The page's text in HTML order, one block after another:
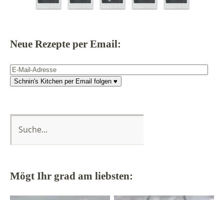
Neue Rezepte per Email:
E-
Mail-
Schnin's Kitchen per Email folgen ♥
Mögt Ihr grad am liebsten: